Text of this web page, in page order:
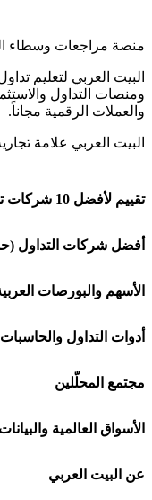
منصة مراجعات وسطاء
البيت العربي لتعليم
ومنصات التداول
والعملات الرقمية مجاناً.
البيت العربي علامة
تقييم لأفضل 10 شركات تداول
شركة Capital.com
افاتريد AvaTrade
اكسنس Exness
منصة بينانس
أفضل شركات التداول
شركات تداول في
شركات تداول في
شركات تداول في
شركات تداول في
الأسهم والبورصات
🌍 كل البورصات
🇸🇦 السوق السعودية
🇦🇪 أسواق الإمارات
🇪🇬 البورصة المصرية
أدوات التداول والحاسبات
🕌 حاسبة الزكاة
💱 محول العملات
🧮 حاسبة حجم
مجتمع المحلّلين
🧱 حائط المجتمع
🏆 لوحة المحلّلين
الأسواق العالمية والبيانات
🌐 المؤشرات
عن البيت العربي